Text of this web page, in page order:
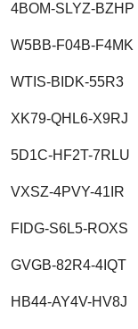
4BOM-SLYZ-BZHP
W5BB-F04B-F4MK
WTIS-BIDK-55R3
XK79-QHL6-X9RJ
5D1C-HF2T-7RLU
VXSZ-4PVY-41IR
FIDG-S6L5-ROXS
GVGB-82R4-4IQT
HB44-AY4V-HV8J